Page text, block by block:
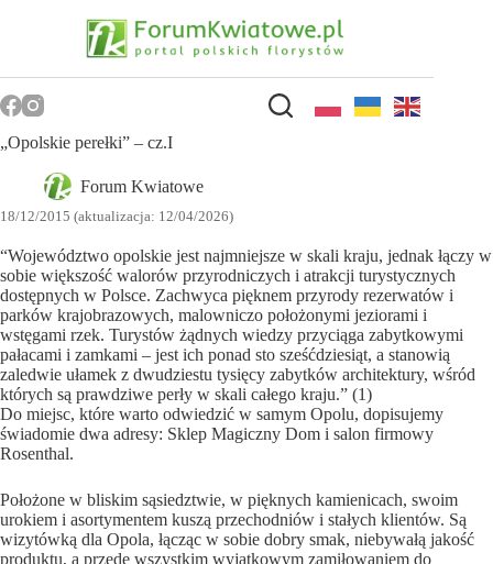
„Opolskie perełki” – cz.I
Forum Kwiatowe
18/12/2015 (aktualizacja: 12/04/2026)
“Województwo opolskie jest najmniejsze w skali kraju, jednak łączy w
sobie większość walorów przyrodniczych i atrakcji turystycznych
dostępnych w Polsce. Zachwyca pięknem przyrody rezerwatów i
parków krajobrazowych, malowniczo położonymi jeziorami i
wstęgami rzek. Turystów żądnych wiedzy przyciąga zabytkowymi
pałacami i zamkami – jest ich ponad sto sześćdziesiąt, a stanowią
zaledwie ułamek z dwudziestu tysięcy zabytków architektury, wśród
których są prawdziwe perły w skali całego kraju.” (1)
Do miejsc, które warto odwiedzić w samym Opolu, dopisujemy
świadomie dwa adresy: Sklep Magiczny Dom i salon firmowy
Rosenthal.
Położone w bliskim sąsiedztwie, w pięknych kamienicach, swoim
urokiem i asortymentem kuszą przechodniów i stałych klientów. Są
wizytówką dla Opola, łącząc w sobie dobry smak, niebywałą jakość
produktu, a przede wszystkim wyjątkowym zamiłowaniem do